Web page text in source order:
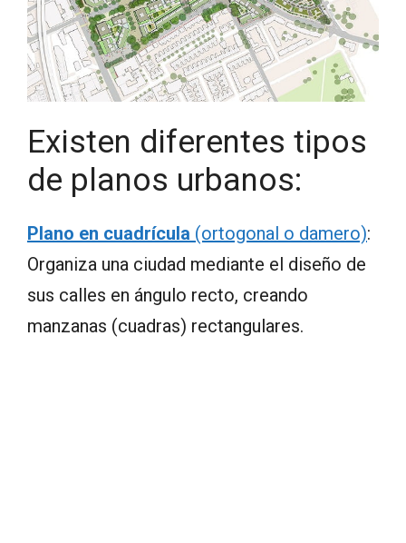
Existen diferentes tipos
de planos urbanos:
Plano en cuadrícula (ortogonal o damero):
Organiza una ciudad mediante el diseño de
sus calles en ángulo recto, creando
manzanas (cuadras) rectangulares.